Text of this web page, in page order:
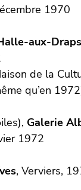
1970
aux-Draps
de la
qu’en
Galerie
1972
, Verviers,